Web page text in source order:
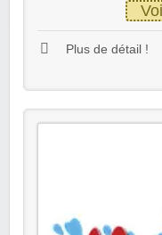
Plus de détail !